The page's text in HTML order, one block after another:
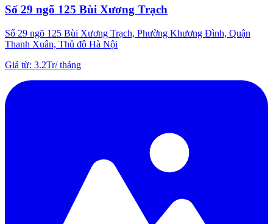
Số 29 ngõ 125 Bùi Xương Trạch
Số 29 ngõ 125 Bùi Xương Trạch, Phường Khương Đình, Quận
Thanh Xuân, Thủ đô Hà Nội
Giá từ: 3.2Tr/tháng